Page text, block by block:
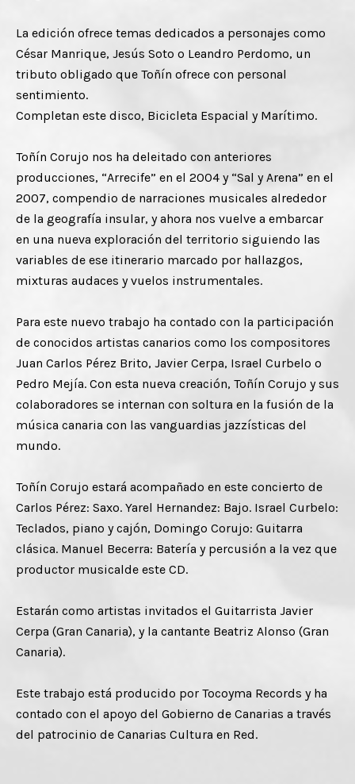
La edición ofrece temas dedicados a personajes como
César Manrique, Jesús Soto o Leandro Perdomo, un
tributo obligado que Toñín ofrece con personal
sentimiento.
Completan este disco, Bicicleta Espacial y Marítimo.
Toñín Corujo nos ha deleitado con anteriores
producciones, “Arrecife” en el 2004 y “Sal y Arena” en el
2007, compendio de narraciones musicales alrededor
de la geografía insular, y ahora nos vuelve a embarcar
en una nueva exploración del territorio siguiendo las
variables de ese itinerario marcado por hallazgos,
mixturas audaces y vuelos instrumentales.
Para este nuevo trabajo ha contado con la participación
de conocidos artistas canarios como los compositores
Juan Carlos Pérez Brito, Javier Cerpa, Israel Curbelo o
Pedro Mejía. Con esta nueva creación, Toñín Corujo y sus
colaboradores se internan con soltura en la fusión de la
música canaria con las vanguardias jazzísticas del
mundo.
Toñín Corujo estará acompañado en este concierto de
Carlos Pérez: Saxo. Yarel Hernandez: Bajo. Israel Curbelo:
Teclados, piano y cajón, Domingo Corujo: Guitarra
clásica. Manuel Becerra: Batería y percusión a la vez que
productor musicalde este CD.
Estarán como artistas invitados el Guitarrista Javier
Cerpa (Gran Canaria), y la cantante Beatriz Alonso (Gran
Canaria).
Este trabajo está producido por Tocoyma Records y ha
contado con el apoyo del Gobierno de Canarias a través
del patrocinio de Canarias Cultura en Red.